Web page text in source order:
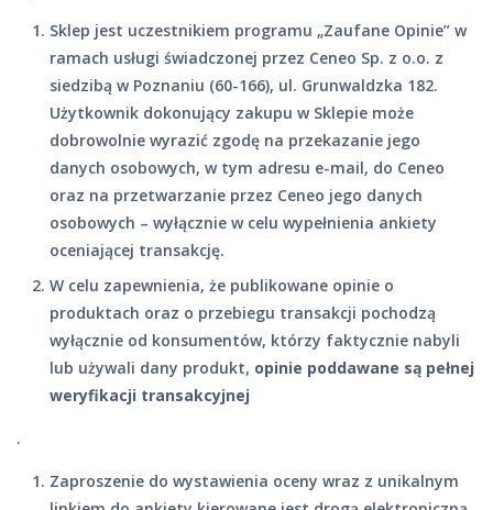
Sklep jest uczestnikiem programu „Zaufane Opinie” w
ramach usługi świadczonej przez Ceneo Sp. z o.o. z
siedzibą w Poznaniu (60-166), ul. Grunwaldzka 182.
Użytkownik dokonujący zakupu w Sklepie może
dobrowolnie wyrazić zgodę na przekazanie jego
danych osobowych, w tym adresu e-mail, do Ceneo
oraz na przetwarzanie przez Ceneo jego danych
osobowych – wyłącznie w celu wypełnienia ankiety
oceniającej transakcję.
W celu zapewnienia, że publikowane opinie o
produktach oraz o przebiegu transakcji pochodzą
wyłącznie od konsumentów, którzy faktycznie nabyli
lub używali dany produkt, opinie poddawane są pełnej
weryfikacji transakcyjnej
.
Zaproszenie do wystawienia oceny wraz z unikalnym